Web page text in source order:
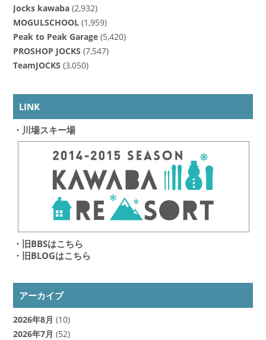
Jocks kawaba(2,932)
MOGULSCHOOL(1,959)
Peak to Peak Garage(5,420)
PROSHOP JOCKS (7,547)
TeamJOCKS (3,050)
LINK
・川場スキー場
・旧BBSはこちら
・旧BLOGはこちら
アーカイブ
2026年8月 (10)
2026年7月 (52)